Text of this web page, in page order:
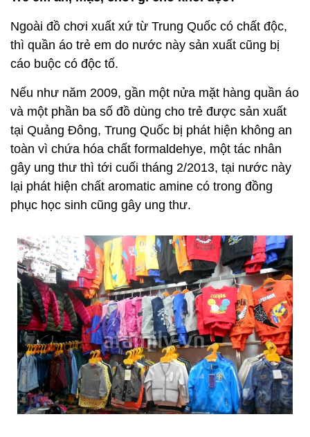
Ngoài đồ chơi xuất xứ từ Trung Quốc có chất độc,
thì quần áo trẻ em do nước này sản xuất cũng bị
cáo buộc có độc tố.
Nếu như năm 2009, gần một nửa mặt hàng quần áo
và một phần ba số đồ dùng cho trẻ được sản xuất
tại Quảng Đông, Trung Quốc bị phát hiện không an
toàn vì chứa hóa chất formaldehye, một tác nhân
gây ung thư thì tới cuối tháng 2/2013, tại nước này
lại phát hiện chất aromatic amine có trong đồng
phục học sinh cũng gây ung thư.